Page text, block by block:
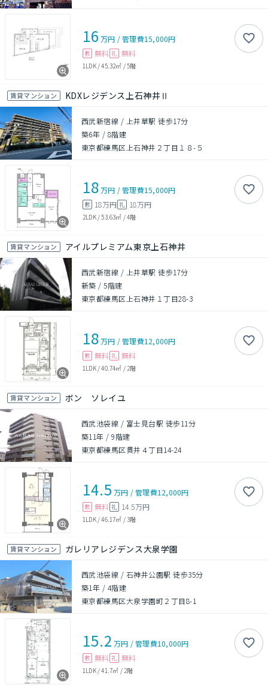
16 万円 /管理費15,000円
敷 無料 礼 無料
1LDK/45.32㎡ /5階
賃貸マンション KDXレジデンス上石神井Ⅱ
西武新宿線 / 上井草駅 徒歩17分
築6年 / 8階建
東京都練馬区上石神井２丁目１８-５
18万円 /管理費15,000円
敷 18万円 礼 18万円
2LDK/53.63㎡ /4階
賃貸マンション アイルプレミアム東京上石神井
西武新宿線 / 上井草駅 徒歩17分
新築 /5階建
東京都練馬区上石神井１丁目28-3
18万円 /管理費12,000円
敷 無料 礼 無料
1LDK/40.74㎡ / 2階
賃貸マンション ボン ソレイユ
西武池袋線 / 富士見台駅 徒歩11分
築11年 /9階建
東京都練馬区貫井４丁目14-24
14.5 万円 /管理費12,000円
敷 無料 礼 14.5万円
1LDK/46.17㎡ /3階
賃貸マンション ガレリアレジデンス大泉学園
西武池袋線 / 石神井公園駅 徒歩35分
築1年 / 4階建
東京都練馬区大泉学園町２丁目8-1
15.2 万円 /管理費10,000円
敷 無料 礼 無料
1LDK/41.7㎡ / 2階